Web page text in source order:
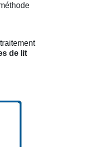
de lit